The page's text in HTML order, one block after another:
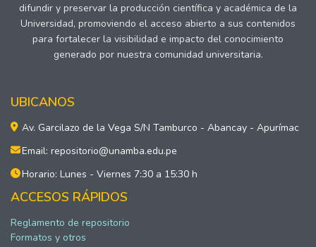
difundir y preservar la producción científica y académica de la
Universidad, promoviendo el acceso abierto a sus contenidos
para fortalecer la visibilidad e impacto del conocimiento
generado por nuestra comunidad universitaria.
UBICANOS
Av. Garcilazo de la Vega S/N Tamburco - Abancay - Apurímac
Email: repositorio@unamba.edu.pe
Horario: Lunes - Viernes 7:30 a 15:30 h
ACCESOS RÁPIDOS
Reglamento de repositorio
Formatos y otros